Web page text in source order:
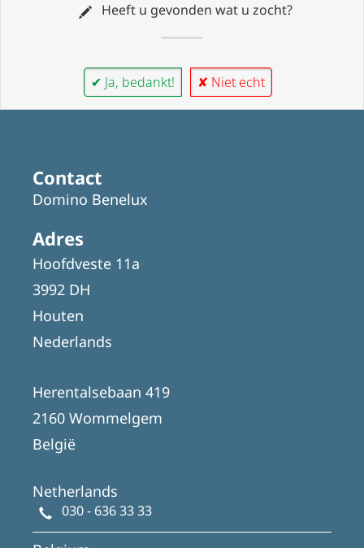
Heeft u gevonden wat u zocht?
✔ Ja, bedankt! ✘ Niet echt
Contact
Domino Benelux
Adres
Hoofdveste 11a
3992 DH
Houten
Nederlands
Herentalsebaan 419
2160 Wommelgem
België
Netherlands
030 - 636 33 33